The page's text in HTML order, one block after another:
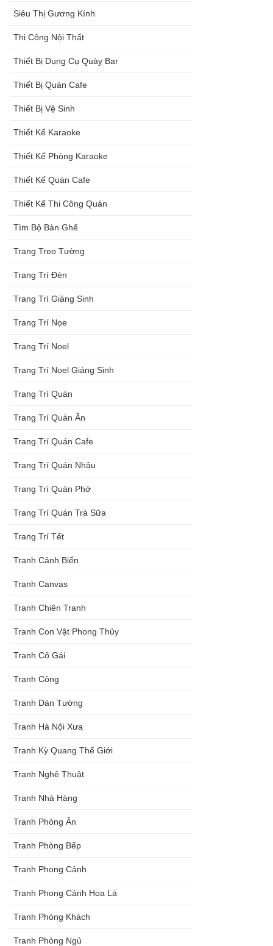
Siêu Thị Gương Kính
Thi Công Nội Thất
Thiết Bị Dụng Cụ Quày Bar
Thiết Bị Quán Cafe
Thiết Bị Vệ Sinh
Thiết Kế Karaoke
Thiết Kế Phòng Karaoke
Thiết Kế Quán Cafe
Thiết Kế Thi Công Quán
Tìm Bộ Bàn Ghế
Trang Treo Tường
Trang Trí Đèn
Trang Trí Giáng Sinh
Trang Trí Nọe
Trang Trí Noel
Trang Trí Noel Giáng Sinh
Trang Trí Quán
Trang Trí Quán Ăn
Trang Trí Quán Cafe
Trang Trí Quán Nhậu
Trang Trí Quán Phở
Trang Trí Quán Trà Sữa
Trang Trí Tết
Tranh Cảnh Biển
Tranh Canvas
Tranh Chiên Tranh
Tranh Con Vật Phong Thủy
Tranh Cô Gái
Tranh Công
Tranh Dán Tường
Tranh Hà Nội Xưa
Tranh Kỳ Quang Thế Giới
Tranh Nghệ Thuật
Tranh Nhà Hàng
Tranh Phòng Ăn
Tranh Phòng Bếp
Tranh Phong Cảnh
Tranh Phong Cảnh Hoa Lá
Tranh Phòng Khách
Tranh Phòng Ngủ